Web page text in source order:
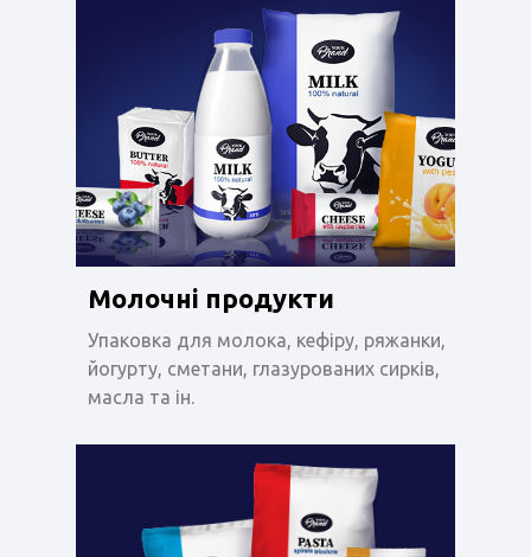
Молочні продукти
Упаковка для молока, кефіру, ряжанки,
йогурту, сметани, глазурованих сирків,
масла та ін.